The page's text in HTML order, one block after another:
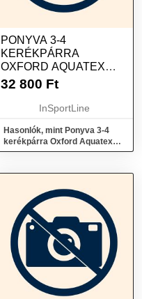
PONYVA 3-4
KERÉKPÁRRA
OXFORD AQUATEX
TOURING DELUXE
32 800 Ft
InSportLine
Hasonlók, mint Ponyva 3-4
kerékpárra Oxford Aquatex
Touring Deluxe